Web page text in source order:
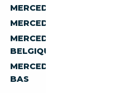
MERCEDES-BENZ
MERCEDES-BENZ
MERCEDES-BENZ
BELGIQUE
MERCEDES-BENZ
BAS